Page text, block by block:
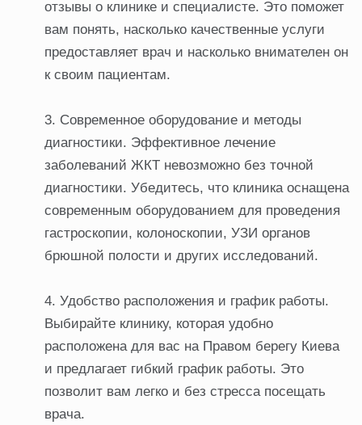
отзывы о клинике и специалисте. Это поможет
вам понять, насколько качественные услуги
предоставляет врач и насколько внимателен он
к своим пациентам.
Современное оборудование и методы
диагностики. Эффективное лечение
заболеваний ЖКТ невозможно без точной
диагностики. Убедитесь, что клиника оснащена
современным оборудованием для проведения
гастроскопии, колоноскопии, УЗИ органов
брюшной полости и других исследований.
Удобство расположения и график работы.
Выбирайте клинику, которая удобно
расположена для вас на Правом берегу Киева
и предлагает гибкий график работы. Это
позволит вам легко и без стресса посещать
врача.